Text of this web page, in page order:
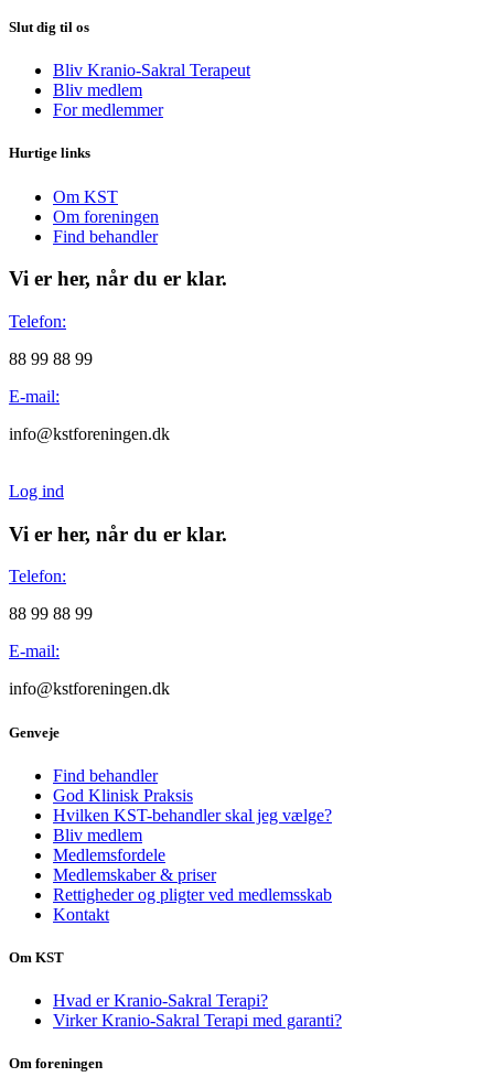
Slut dig til os
Bliv Kranio-Sakral Terapeut
Bliv medlem
For medlemmer
Hurtige links
Om KST
Om foreningen
Find behandler
Vi er her, når du er klar.
Telefon:
88 99 88 99
E-mail:
info@kstforeningen.dk
Log ind
Vi er her, når du er klar.
Telefon:
88 99 88 99
E-mail:
info@kstforeningen.dk
Genveje
Find behandler
God Klinisk Praksis
Hvilken KST-behandler skal jeg vælge?
Bliv medlem
Medlemsfordele
Medlemskaber & priser
Rettigheder og pligter ved medlemsskab
Kontakt
Om KST
Hvad er Kranio-Sakral Terapi?
Virker Kranio-Sakral Terapi med garanti?
Om foreningen